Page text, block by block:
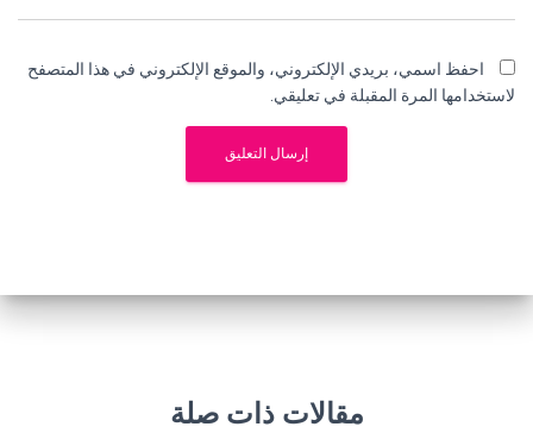
احفظ اسمي، بريدي الإلكتروني، والموقع الإلكتروني في هذا المتصفح
لاستخدامها المرة المقبلة في تعليقي.
مقالات ذات صلة